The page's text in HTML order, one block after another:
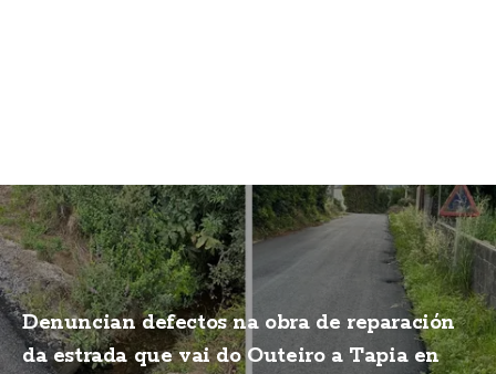
Denuncian defectos na obra de reparación
da estrada que vai do Outeiro a Tapia en